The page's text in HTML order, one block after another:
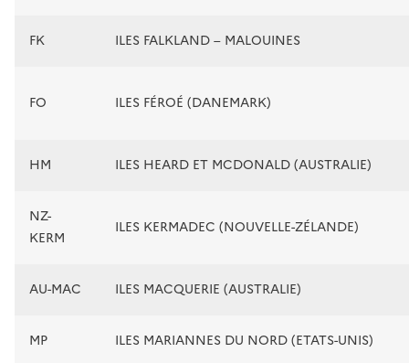
FK ILES FALKLAND – MALOUINES
FO ILES FÉROÉ (DANEMARK)
HM ILES HEARD ET MCDONALD (AUSTRALIE)
NZ-
KERM
ILES KERMADEC (NOUVELLE-ZÉLANDE)
AU-MAC ILES MACQUERIE (AUSTRALIE)
MP ILES MARIANNES DU NORD (ETATS-UNIS)